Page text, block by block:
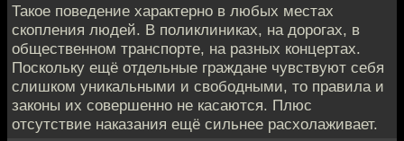
Такое поведение характерно в любых местах
скопления людей. В поликлиниках, на дорогах, в
общественном транспорте, на разных концертах.
Поскольку ещё отдельные граждане чувствуют себя
слишком уникальными и свободными, то правила и
законы их совершенно не касаются. Плюс
отсутствие наказания ещё сильнее расхолаживает.